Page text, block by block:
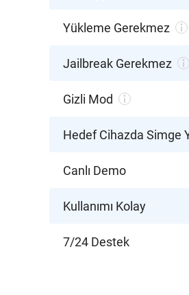
Yükleme Gerekmez
Jailbreak Gerekmez
Gizli Mod
Hedef Cihazda Simge
Canlı Demo
Kullanımı Kolay
7/24 Destek